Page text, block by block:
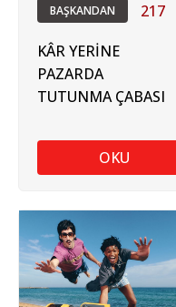
BAŞKANDAN 217
KÂR YERİNE
PAZARDA
TUTUNMA ÇABASI
OKU